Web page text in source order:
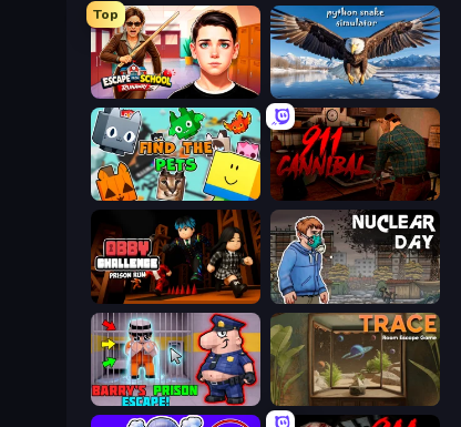
Top
Escape from School: Runaway Python Snake Simulator
Find The Pets 911: Cannibal
Obby Challenge: Prison Run Nuclear Day
Barry's Prison Escape! TRACE